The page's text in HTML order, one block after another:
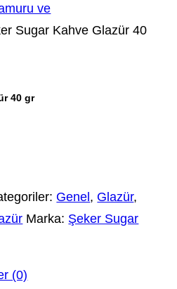
ve
Sugar Kahve Glazür 40
40 gr
Genel , Glazür,
Marka: Şeker Sugar
(0)